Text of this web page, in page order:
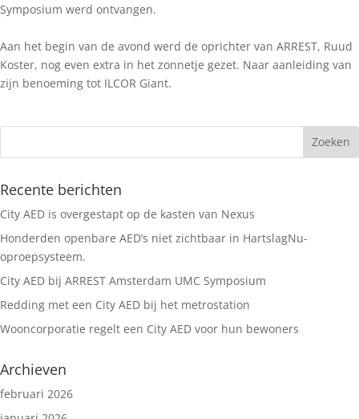
Symposium werd ontvangen.
Aan het begin van de avond werd de oprichter van ARREST, Ruud
Koster, nog even extra in het zonnetje gezet. Naar aanleiding van
zijn benoeming tot ILCOR Giant.
Recente berichten
City AED is overgestapt op de kasten van Nexus
Honderden openbare AED’s niet zichtbaar in HartslagNu-
oproepsysteem.
City AED bij ARREST Amsterdam UMC Symposium
Redding met een City AED bij het metrostation
Wooncorporatie regelt een City AED voor hun bewoners
Archieven
februari 2026